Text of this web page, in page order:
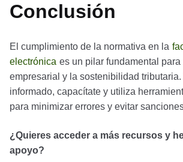
Conclusión
El cumplimiento de la normativa en la
electrónica es un pilar fundamental para
empresarial y la sostenibilidad
informado, capacítate y utiliza
para minimizar errores y evitar
¿Quieres acceder a más recursos y
apoyo?